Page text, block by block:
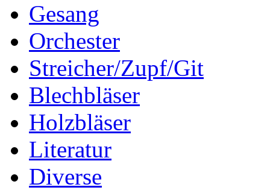
Gesang
Orchester
Streicher/Zupf/Git
Blechbläser
Holzbläser
Literatur
Diverse